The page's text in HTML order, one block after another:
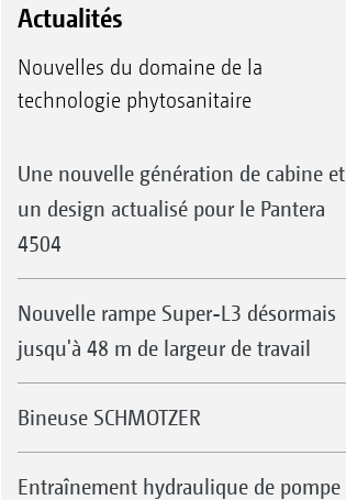
Actualités
Nouvelles du domaine de la
technologie phytosanitaire
Une nouvelle génération de cabine et
un design actualisé pour le Pantera
4504
Nouvelle rampe Super-L3 désormais
jusqu'à 48 m de largeur de travail
Bineuse SCHMOTZER
Entraînement hydraulique de pompe